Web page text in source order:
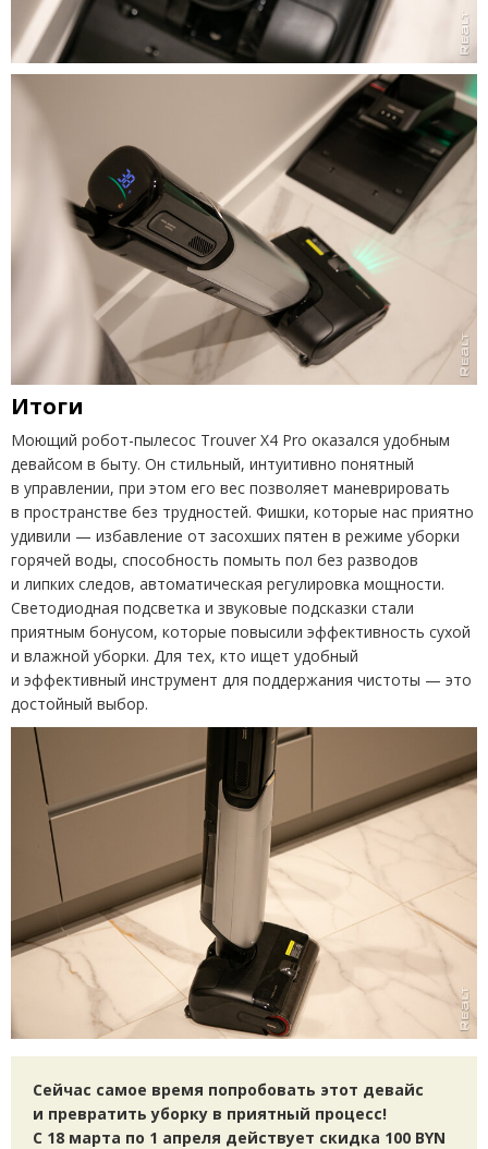
Итоги
Моющий робот-пылесос Trouver X4 Pro оказался удобным
девайсом в быту. Он стильный, интуитивно понятный
в управлении, при этом его вес позволяет маневрировать
в пространстве без трудностей. Фишки, которые нас приятно
удивили — избавление от засохших пятен в режиме уборки
горячей воды, способность помыть пол без разводов
и липких следов, автоматическая регулировка мощности.
Светодиодная подсветка и звуковые подсказки стали
приятным бонусом, которые повысили эффективность сухой
и влажной уборки. Для тех, кто ищет удобный
и эффективный инструмент для поддержания чистоты — это
достойный выбор.
Сейчас самое время попробовать этот девайс
и превратить уборку в приятный процесс!
С 18 марта по 1 апреля действует скидка 100 BYN